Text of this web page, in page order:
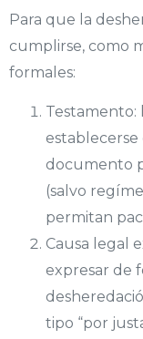
Para que la
cumplirse, como
formales:
Testamento:
documento
(salvo
permitan
Causa legal
expresar de
tipo “por